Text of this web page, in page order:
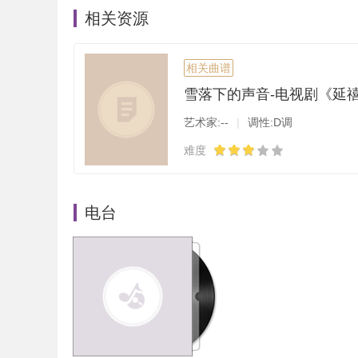
相关资源
相关曲谱
艺术家:-- | 调性:D调
难度
电台